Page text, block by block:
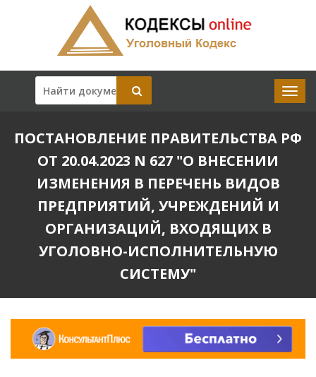
ПОСТАНОВЛЕНИЕ ПРАВИТЕЛЬСТВА РФ
ОТ 20.04.2023 N 627 "О ВНЕСЕНИИ
ИЗМЕНЕНИЯ В ПЕРЕЧЕНЬ ВИДОВ
ПРЕДПРИЯТИЙ, УЧРЕЖДЕНИЙ И
ОРГАНИЗАЦИЙ, ВХОДЯЩИХ В
УГОЛОВНО-ИСПОЛНИТЕЛЬНУЮ
СИСТЕМУ"